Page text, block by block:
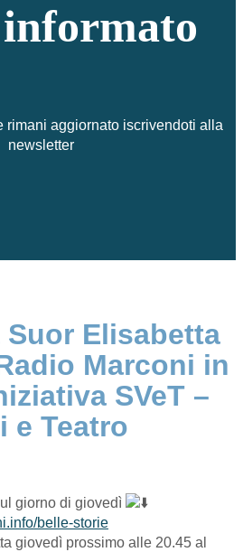
rimani aggiornato iscrivendoti alla
newsletter
Elisabetta
Marconi in
SVeT –
e Teatro
giorno di giovedì
belle-storie
giovedì prossimo alle 20.45 al